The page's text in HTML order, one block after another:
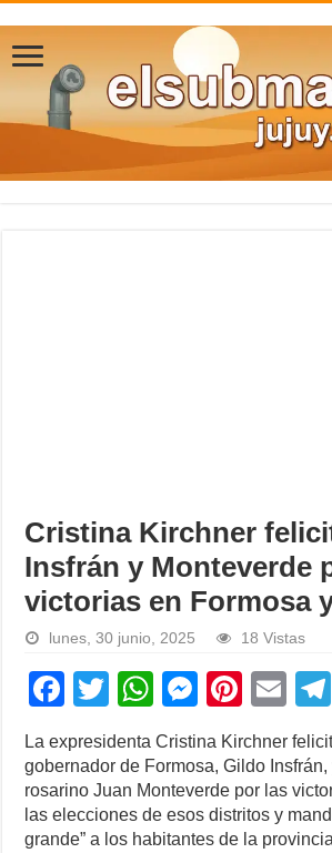
Cristina Kirchner
Insfrán y Monteverde
victorias en Formosa
lunes, 30 junio, 2025 18 Vistas
F
c
e
b
T
wi
tt
er
W
h
at
s
A
M
ss
e
n
Pi
nt
er
e
st
E
m
ail
La expresidenta Cristina Kirchner
gobernador de Formosa, Gildo Insfrán,
rosarino Juan Monteverde por las
las elecciones de esos distritos y
grande” a los habitantes de la